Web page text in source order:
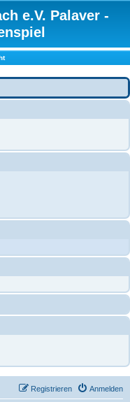
e.V. Palaver -
Anmelden
Registrieren